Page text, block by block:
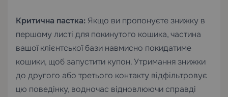
Критична пастка: Якщо ви пропонуєте знижку в
першому листі для покинутого кошика, частина
вашої клієнтської бази навмисно покидатиме
кошики, щоб запустити купон. Утримання знижки
до другого або третього контакту відфільтровує
цю поведінку, водночас відновлюючи справді